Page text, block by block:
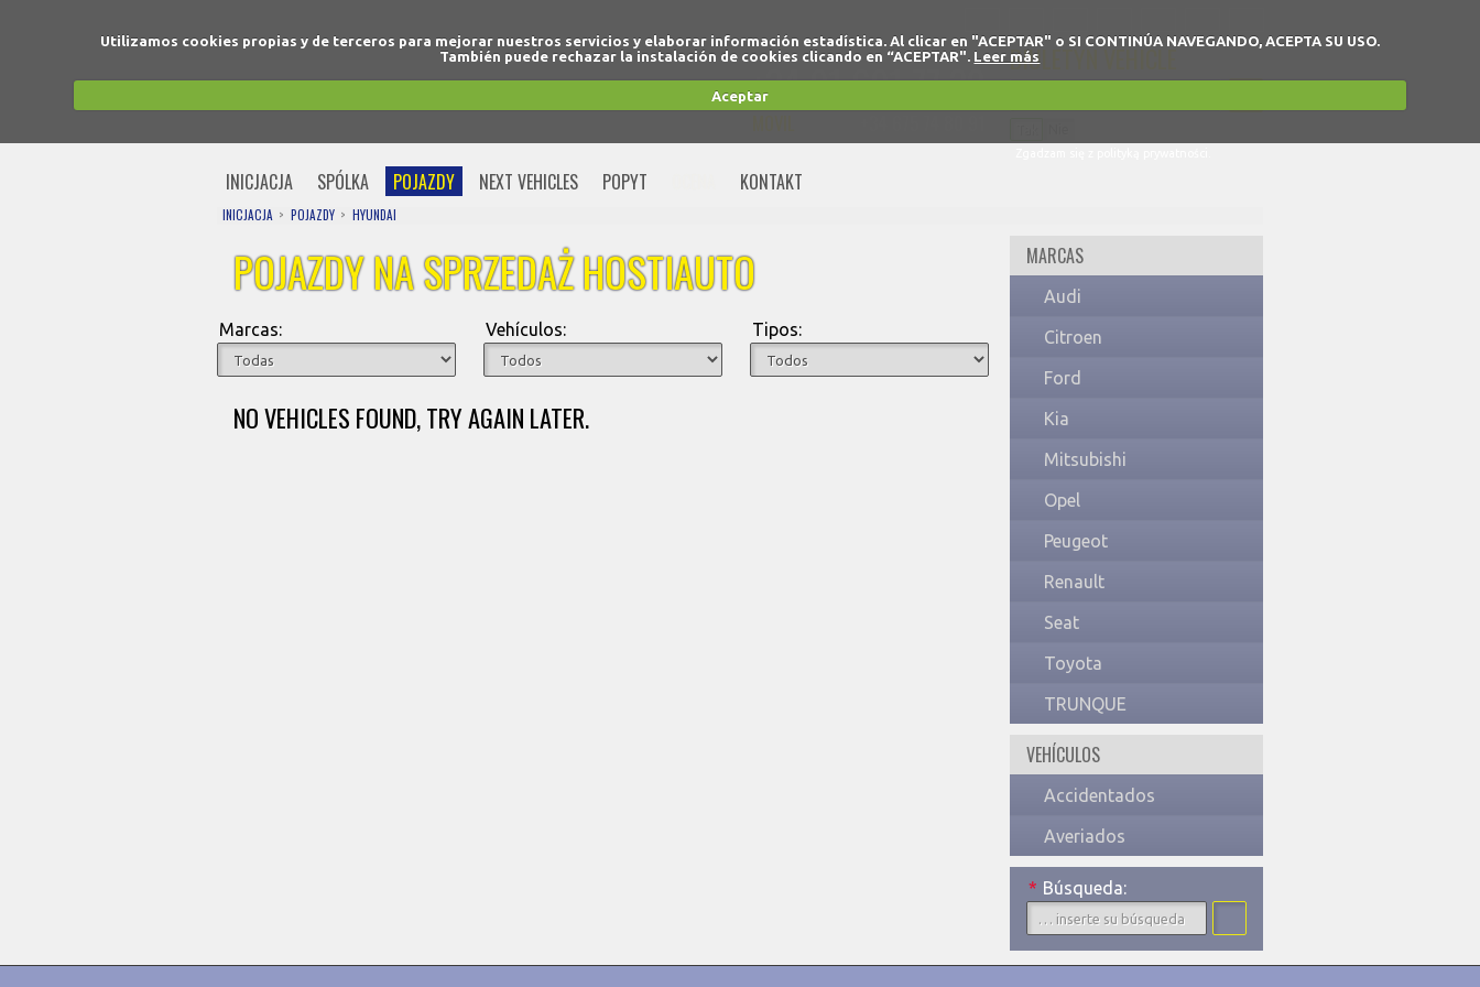
Utilizamos cookies propias y de terceros para mejorar nuestros servicios y elaborar información estadística. Al clicar en "ACEPTAR" o SI CONTINÚA NAVEGANDO, ACEPTA SU USO.
También puede rechazar la instalación de cookies clicando en “ACEPTAR". Leer más
Aceptar+34 91 691 77 32 BIULETYN VEHICLE
INICJACJA SPÓLKA POJAZDY NEXT VEHICLES POPYT KONTAKT
INICJACJA POJAZDY HYUNDAI
MARCAS
Audi
Citroen
Ford
Kia
Mitsubishi
Opel
Peugeot
Renault
Seat
Toyota
TRUNQUE
VEHÍCULOS
Accidentados
Averiados
Búsqueda:
*
POJAZDY NA SPRZEDAŻ HOSTIAUTO
Marcas: Vehículos: Tipos:
NO VEHICLES FOUND, TRY AGAIN LATER.